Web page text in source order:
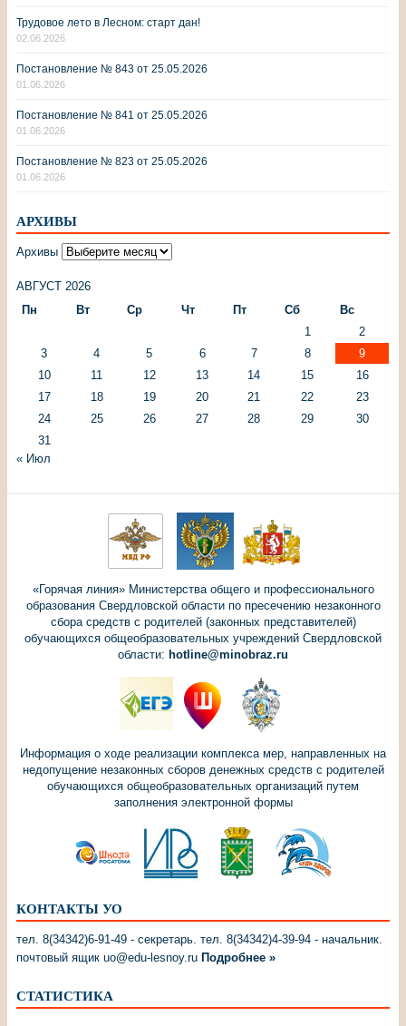
Трудовое лето в Лесном: старт дан!
02.06.2026
Постановление № 843 от 25.05.2026
01.06.2026
Постановление № 841 от 25.05.2026
01.06.2026
Постановление № 823 от 25.05.2026
01.06.2026
АРХИВЫ
Архивы
АВГУСТ 2026
Пн
Вт Ср Чт Пт Сб
Вс
1
2
3
4 5 6 7 8
9
10
11 12 13 14 15
16
17
18 19 20 21 22
23
24
25 26 27 28 29
30
31
« Июл
«Горячая линия» Министерства общего и профессионального
образования Свердловской области по пресечению незаконного
сбора средств с родителей (законных представителей)
обучающихся общеобразовательных учреждений Свердловской
области: hotline@minobraz.ru
Информация о ходе реализации комплекса мер, направленных на
недопущение незаконных сборов денежных средств с родителей
обучающихся общеобразовательных организаций путем
заполнения электронной формы
КОНТАКТЫ УО
тел. 8(34342)6-91-49 - секретарь. тел. 8(34342)4-39-94 - начальник.
почтовый ящик uo@edu-lesnoy.ru Подробнее »
СТАТИСТИКА